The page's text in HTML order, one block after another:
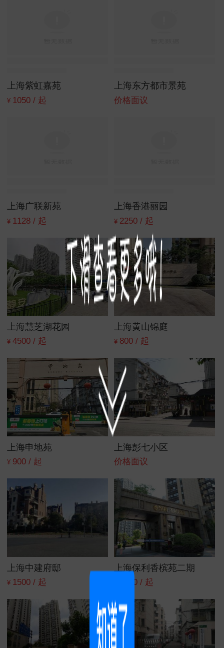
上海紫虹嘉苑
¥ 1050 / 起
上海东方都市景苑
价格面议
上海广联新苑
¥ 1128 / 起
上海香港丽园
¥ 2250 / 起
上海慧芝湖花园
¥ 4500 / 起
上海黄山锦庭
¥ 800 / 起
上海申地苑
¥ 900 / 起
上海彭七小区
价格面议
上海中建府邸
¥ 1500 / 起
上海保利香槟苑二期
2500 / 起